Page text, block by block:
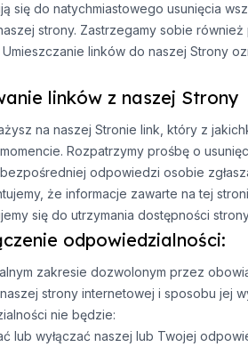
się do natychmiastowego usunięcia
strony. Zastrzegamy sobie
Umieszczanie linków do naszej Strony
linków z naszej Strony
na naszej Stronie link, który z
Rozpatrzymy prośbę o
odpowiedzi osobie
że informacje zawarte na tej
się do utrzymania dostępności
odpowiedzialności:
zakresie dozwolonym przez
strony internetowej i sposobu jej
nie będzie:
lub wyłączać naszej lub Twojej